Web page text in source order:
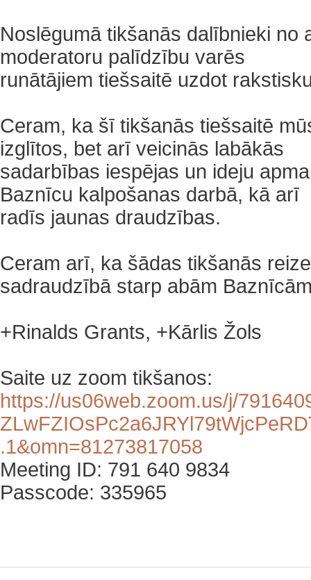
‌Noslēgumā tikšanās dalībnieki no
moderatoru palīdzību varēs
runātājiem tiešsaitē uzdot
‌Ceram, ka šī tikšanās tiešsaitē
izglītos, bet arī veicinās labākās
sadarbības iespējas un ideju
Baznīcu kalpošanas darbā, kā arī
radīs jaunas draudzības.
‌Ceram arī, ka šādas tikšanās
sadraudzībā starp abām
+Rinalds Grants, +Kārlis Žols
Saite uz zoom tikšanos:
https://us06web.zoom.us/j/
.1&omn=81273817058
Meeting ID: 791 640 9834
Passcode: 335965